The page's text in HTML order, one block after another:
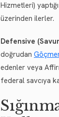
Hizmetleri)
üzerinden ilerler.
Defensive
doğrudan
edenler veya
federal savcıya